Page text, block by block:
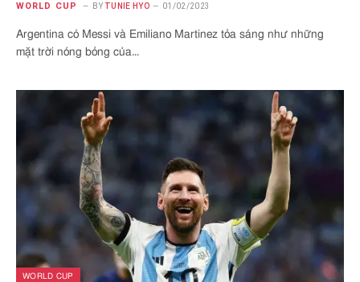
WORLD CUP BY TUNIE HYO 01/02/2023
Argentina có Messi và Emiliano Martinez tỏa sáng như những
mặt trời nóng bỏng của…
WORLD CUP